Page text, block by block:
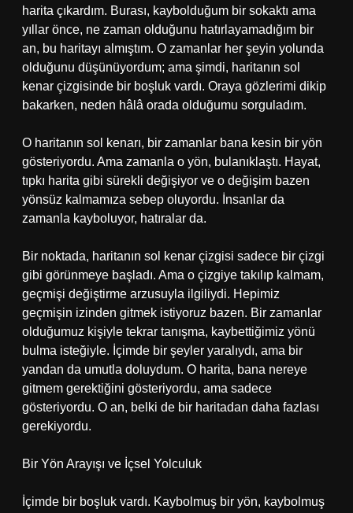
harita çıkardım. Burası, kaybolduğum bir sokaktı ama
yıllar önce, ne zaman olduğunu hatırlayamadığım bir
an, bu haritayı almıştım. O zamanlar her şeyin yolunda
olduğunu düşünüyordum; ama şimdi, haritanın sol
kenar çizgisinde bir boşluk vardı. Oraya gözlerimi dikip
bakarken, neden hâlâ orada olduğumu sorguladım.
O haritanın sol kenarı, bir zamanlar bana kesin bir yön
gösteriyordu. Ama zamanla o yön, bulanıklaştı. Hayat,
tıpkı harita gibi sürekli değişiyor ve o değişim bazen
yönsüz kalmamıza sebep oluyordu. İnsanlar da
zamanla kayboluyor, hatıralar da.
Bir noktada, haritanın sol kenar çizgisi sadece bir çizgi
gibi görünmeye başladı. Ama o çizgiye takılıp kalmam,
geçmişi değiştirme arzusuyla ilgiliydi. Hepimiz
geçmişin izinden gitmek istiyoruz bazen. Bir zamanlar
olduğumuz kişiyle tekrar tanışma, kaybettiğimiz yönü
bulma isteğiyle. İçimde bir şeyler yaralıydı, ama bir
yandan da umutla doluydum. O harita, bana nereye
gitmem gerektiğini gösteriyordu, ama sadece
gösteriyordu. O an, belki de bir haritadan daha fazlası
gerekiyordu.
Bir Yön Arayışı ve İçsel Yolculuk
İçimde bir boşluk vardı. Kaybolmuş bir yön, kaybolmuş